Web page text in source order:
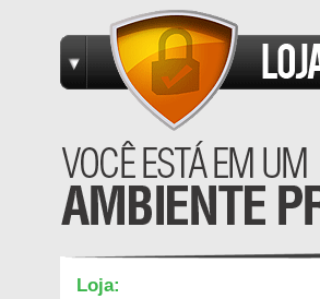
Loja: